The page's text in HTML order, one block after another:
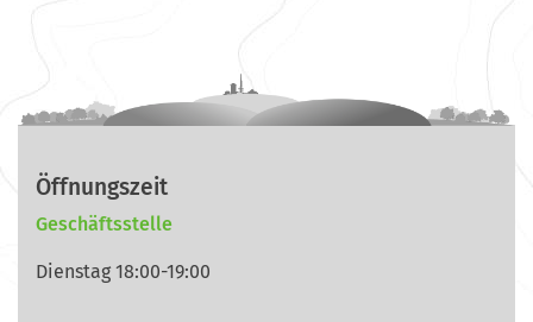
Öffnungszeit
Geschäftsstelle
Dienstag 18:00-19:00